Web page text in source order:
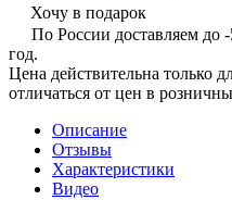
Хочу в подарок
По России доставляем
год.
Цена действительна только
отличаться от цен в
Описание
Отзывы
Характеристики
Видео